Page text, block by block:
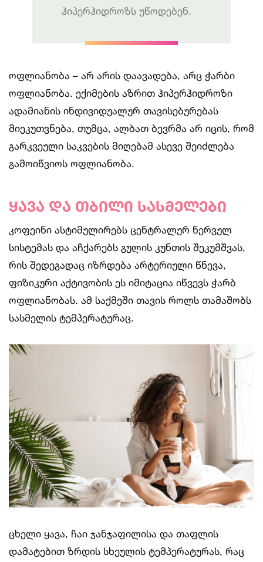
ჰიპერჰიდროზს უწოდებენ.
ოფლიანობა – არ არის დაავადება, არც ჭარბი
ოფლიანობა. ექიმების აზრით ჰიპერჰიდროზი
ადამიანის ინდივიდუალურ თავისებურებას
მიეკუთვნება, თუმცა, ალბათ ბევრმა არ იცის, რომ
გარკვეული საკვების მიღებამ ასევე შეიძლება
გამოიწვიოს ოფლიანობა.
ყავა და თბილი სასმელები
კოფეინი ასტიმულირებს ცენტრალურ ნერვულ
სისტემას და აჩქარებს გულის კუნთის შეკუმშვას,
რის შედეგადაც იზრდება არტერიული წნევა,
ფიზიკური აქტივობის ეს იმიტაცია იწვევს ჭარბ
ოფლიანობას. ამ საქმეში თავის როლს თამაშობს
სასმელის ტემპერატურაც.
ცხელი ყავა, ჩაი ჯანჯაფილისა და თაფლის
დამატებით ზრდის სხეულის ტემპერატურას, რაც